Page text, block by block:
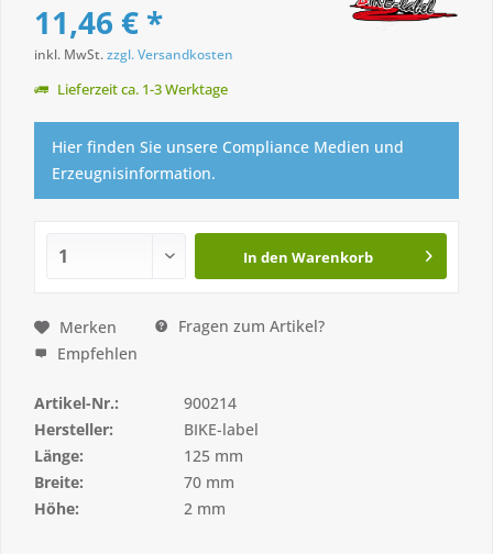
11,46 € *
inkl. MwSt.zzgl. Versandkosten
Lieferzeit ca. 1-3 Werktage
Hier finden Sie unsere Compliance Medien und
Erzeugnisinformation.
In den Warenkorb
Merken
Fragen zum Artikel?
Empfehlen
Artikel-Nr.:
900214
Hersteller:
BIKE-label
Länge:
125 mm
Breite:
70 mm
Höhe:
2 mm